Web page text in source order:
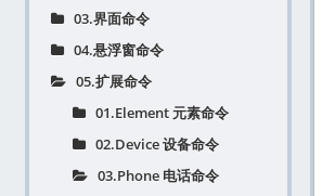
03.界面命令
04.悬浮窗命令
05.扩展命令
01.Element 元素命令
02.Device 设备命令
03.Phone 电话命令